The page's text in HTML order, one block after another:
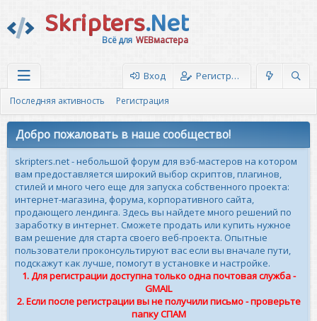
Skripters.Net
Всё для WEBмастера
Вход Регистрация
Последняя активность Регистрация
Добро пожаловать в наше сообщество!
skripters.net - небольшой форум для вэб-мастеров на котором
вам предоставляется широкий выбор скриптов, плагинов,
стилей и много чего еще для запуска собственного проекта:
интернет-магазина, форума, корпоративного сайта,
продающего лендинга. Здесь вы найдете много решений по
заработку в интернет. Сможете продать или купить нужное
вам решение для старта своего веб-проекта. Опытные
пользователи проконсультируют вас если вы вначале пути,
подскажут как лучше, помогут в установке и настройке.
1. Для регистрации доступна только одна почтовая служба -
GMAIL
2. Если после регистрации вы не получили письмо - проверьте
папку СПАМ